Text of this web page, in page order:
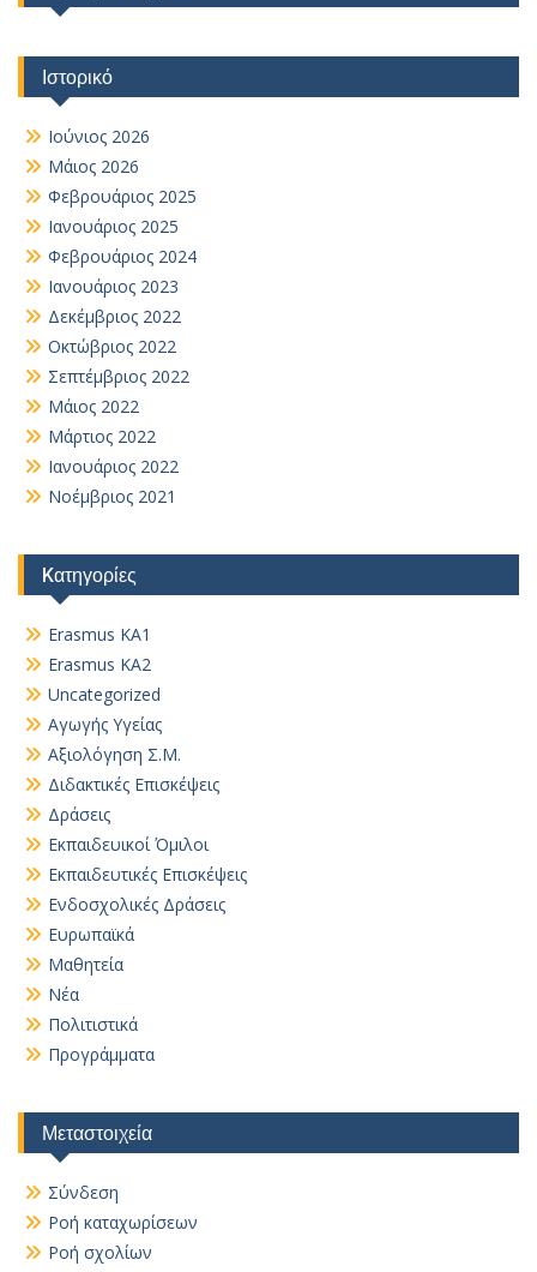
Ιστορικό
Ιούνιος 2026
Μάιος 2026
Φεβρουάριος 2025
Ιανουάριος 2025
Φεβρουάριος 2024
Ιανουάριος 2023
Δεκέμβριος 2022
Οκτώβριος 2022
Σεπτέμβριος 2022
Μάιος 2022
Μάρτιος 2022
Ιανουάριος 2022
Νοέμβριος 2021
Kατηγορίες
Erasmus KA1
Erasmus KA2
Uncategorized
Αγωγής Υγείας
Αξιολόγηση Σ.Μ.
Διδακτικές Επισκέψεις
Δράσεις
Εκπαιδευικοί Όμιλοι
Εκπαιδευτικές Επισκέψεις
Ενδοσχολικές Δράσεις
Ευρωπαϊκά
Μαθητεία
Νέα
Πολιτιστικά
Προγράμματα
Μεταστοιχεία
Σύνδεση
Ροή καταχωρίσεων
Ροή σχολίων